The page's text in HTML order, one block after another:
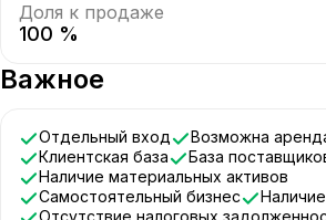
Доля к продаже
100 %
Важное
Отдельный вход
Возможна
Клиентская база
База
Наличие материальных активов
Самостоятельный бизнес
Отсутствие налоговых